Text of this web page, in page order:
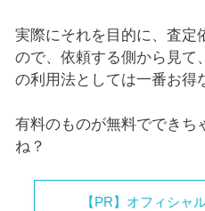
実際にそれを目的に、査定
ので、依頼する側から見て
の利用法としては一番お得
有料のものが無料でできち
ね？
【PR】オフィシャ